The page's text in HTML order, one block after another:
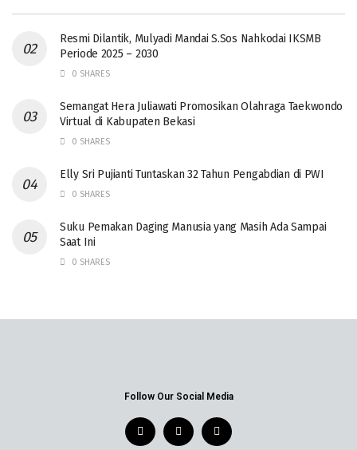
Resmi Dilantik, Mulyadi Mandai S.Sos Nahkodai IKSMB
Periode 2025 – 2030
0 SHARES
Semangat Hera Juliawati Promosikan Olahraga Taekwondo
Virtual di Kabupaten Bekasi
0 SHARES
Elly Sri Pujianti Tuntaskan 32 Tahun Pengabdian di PWI
0 SHARES
‎Suku Pemakan Daging Manusia yang Masih Ada Sampai
Saat Ini
0 SHARES
Follow Our Social Media